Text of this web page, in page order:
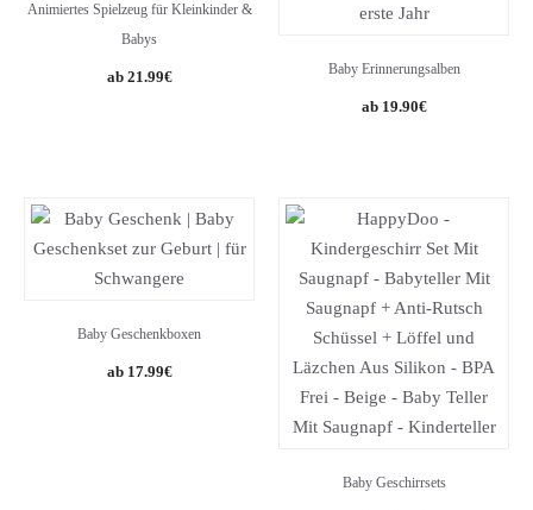
Animiertes Spielzeug für Kleinkinder &
Babys
Original
21.99€Current
Baby Erinnerungsalben
19.90€
Baby Geschenkboxen
17.99€
Baby Geschirrsets